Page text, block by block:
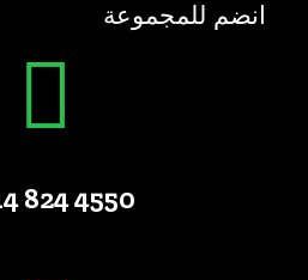
انضم للمجموعة
4550 824 514 1 +